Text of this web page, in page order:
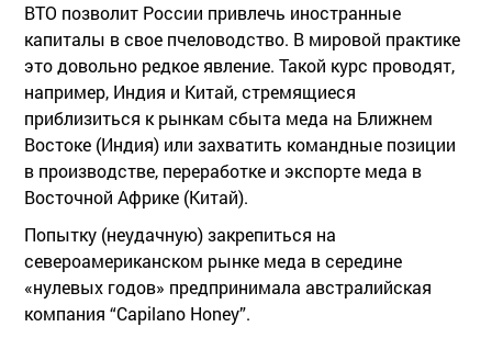
ВТО позволит России привлечь иностранные
капиталы в свое пчеловодство. В мировой практике
это довольно редкое явление. Такой курс проводят,
например, Индия и Китай, стремящиеся
приблизиться к рынкам сбыта меда на Ближнем
Востоке (Индия) или захватить командные позиции
в производстве, переработке и экспорте меда в
Восточной Африке (Китай).
Попытку (неудачную) закрепиться на
североамериканском рынке меда в середине
«нулевых годов» предпринимала австралийская
компания “Capilano Honey”.